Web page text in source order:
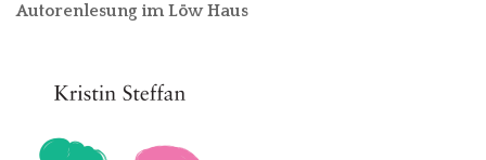
Autorenlesung im Löw Haus